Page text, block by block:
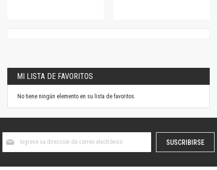
MI LISTA DE FAVORITOS
No tiene ningún elemento en su lista de favoritos.
boletín
SUSCRIBIRSE